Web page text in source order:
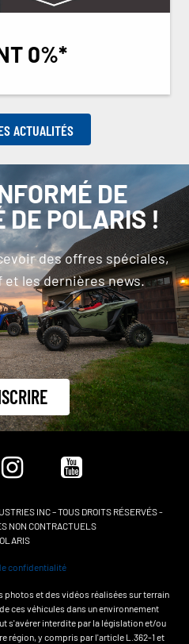
0%*
ACTUALITÉS
DE
DE POLARIS !
des offres spéciales,
les dernières news.
INC – TOUS DROITS RÉSERVÉS -
NON CONTRACTUELS
confidentialité
et des vidéos réalisées sur terrain
ces véhicules dans un environnement
s'avérer interdite par la législation et/ou
région, y compris par l'article L.362-1 et